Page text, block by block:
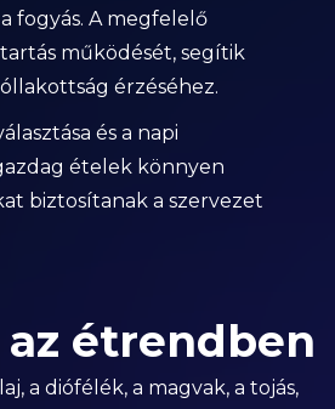
fogyás. A megfelelő
működését, segítik
érzéséhez.
és a napi
ételek könnyen
biztosítanak a szervezet
étrendben
a diófélék, a magvak, a tojás,